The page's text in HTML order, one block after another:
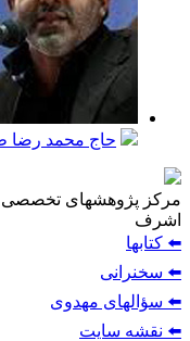
حاج محمد رضا
مركز پژوهشهای تخصصی
اشرف
⬅️ كتابها
⬅️ سخنرانى
⬅️ سؤالهاى مهدوى
⬅️ نقشه سایت